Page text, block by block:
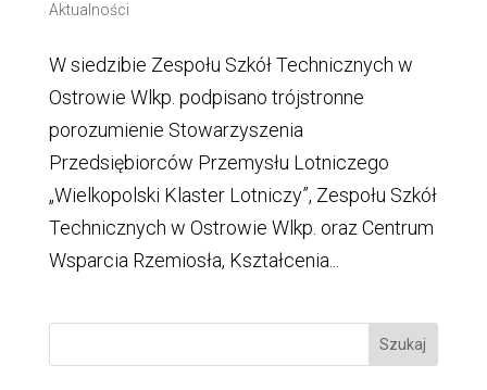
Aktualności
W siedzibie Zespołu Szkół Technicznych w
Ostrowie Wlkp. podpisano trójstronne
porozumienie Stowarzyszenia
Przedsiębiorców Przemysłu Lotniczego
„Wielkopolski Klaster Lotniczy”, Zespołu Szkół
Technicznych w Ostrowie Wlkp. oraz Centrum
Wsparcia Rzemiosła, Kształcenia...
Szukaj